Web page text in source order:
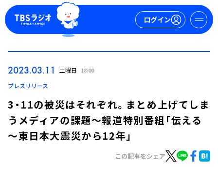
ログイン
2023.03.11 土曜日 18:00
プレスリリース
3・11の被災はそれぞれ。まとめ上げてしま
うメディアの課題～報道特別番組「伝える
～東日本大震災から12年」
この記事をシェア